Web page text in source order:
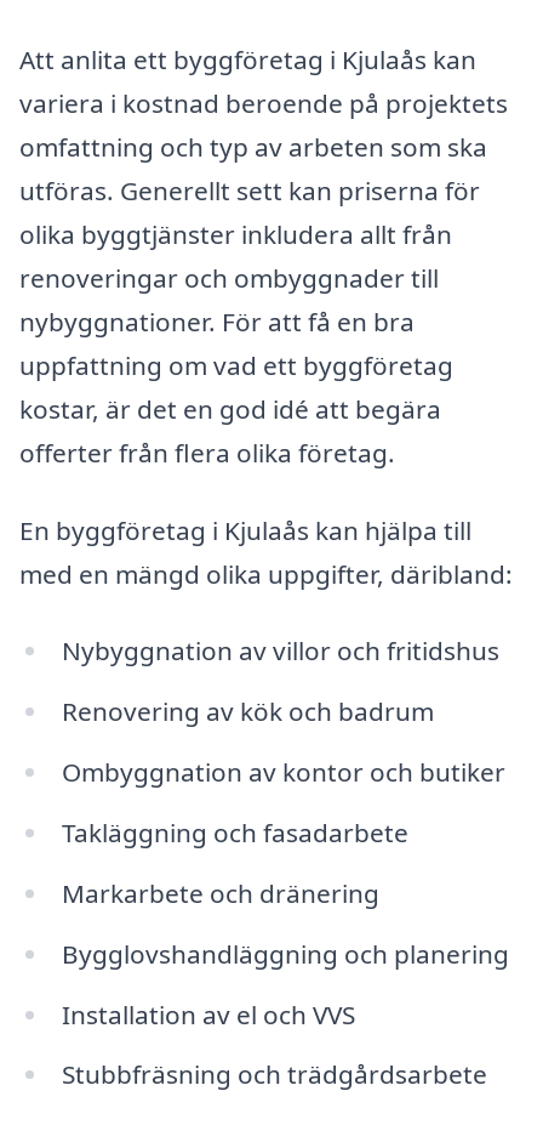
Att anlita ett byggföretag i Kjulaås kan
variera i kostnad beroende på projektets
omfattning och typ av arbeten som ska
utföras. Generellt sett kan priserna för
olika byggtjänster inkludera allt från
renoveringar och ombyggnader till
nybyggnationer. För att få en bra
uppfattning om vad ett byggföretag
kostar, är det en god idé att begära
offerter från flera olika företag.
En byggföretag i Kjulaås kan hjälpa till
med en mängd olika uppgifter, däribland:
Nybyggnation av villor och fritidshus
Renovering av kök och badrum
Ombyggnation av kontor och butiker
Takläggning och fasadarbete
Markarbete och dränering
Bygglovshandläggning och planering
Installation av el och VVS
Stubbfräsning och trädgårdsarbete